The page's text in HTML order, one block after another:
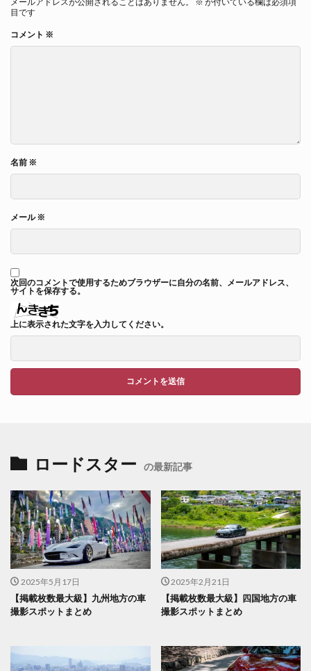
目です
コメント ※
名前 ※
メール※
次回のコメントで使用するためブラウザーに自分の名前、メールアドレス、
サイトを保存する。
上に表示された文字を入力してください。
ロードスター の最新記事
2025年5月17日
【掲載枚数最大級】九州地方の車
撮影スポットまとめ
2025年2月21日
【掲載枚数最大級】四国地方の車
撮影スポットまとめ